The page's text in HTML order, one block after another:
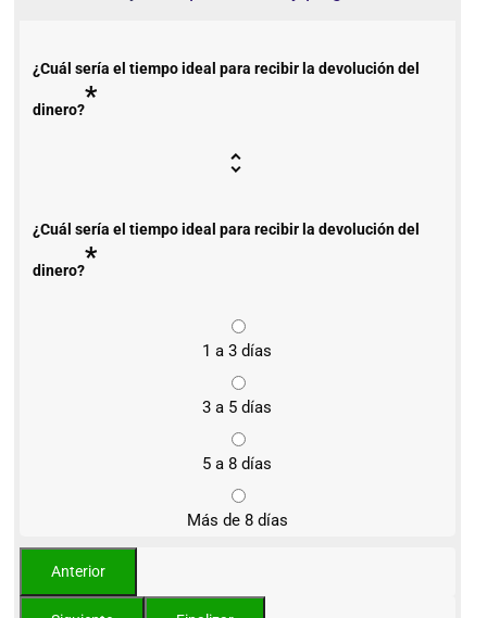
¿Cuál sería el tiempo ideal para recibir la devolución del
dinero?*
¿Cuál sería el tiempo ideal para recibir la devolución del
dinero?*
1 a 3 días
3 a 5 días
5 a 8 días
Más de 8 días